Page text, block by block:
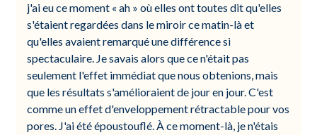
j'ai eu ce moment « ah » où elles ont toutes dit qu'elles
s'étaient regardées dans le miroir ce matin-là et
qu'elles avaient remarqué une différence si
spectaculaire. Je savais alors que ce n'était pas
seulement l'effet immédiat que nous obtenions, mais
que les résultats s'amélioraient de jour en jour. C'est
comme un effet d'enveloppement rétractable pour vos
pores. J'ai été époustouflé. À ce moment-là, je n'étais